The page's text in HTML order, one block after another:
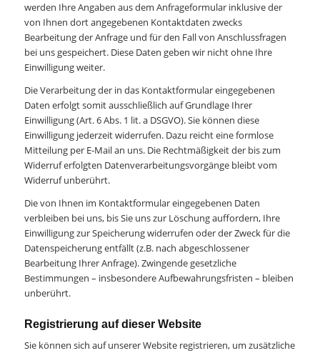
werden Ihre Angaben aus dem Anfrageformular inklusive der
von Ihnen dort angegebenen Kontaktdaten zwecks
Bearbeitung der Anfrage und für den Fall von Anschlussfragen
bei uns gespeichert. Diese Daten geben wir nicht ohne Ihre
Einwilligung weiter.
Die Verarbeitung der in das Kontaktformular eingegebenen
Daten erfolgt somit ausschließlich auf Grundlage Ihrer
Einwilligung (Art. 6 Abs. 1 lit. a DSGVO). Sie können diese
Einwilligung jederzeit widerrufen. Dazu reicht eine formlose
Mitteilung per E-Mail an uns. Die Rechtmäßigkeit der bis zum
Widerruf erfolgten Datenverarbeitungsvorgänge bleibt vom
Widerruf unberührt.
Die von Ihnen im Kontaktformular eingegebenen Daten
verbleiben bei uns, bis Sie uns zur Löschung auffordern, Ihre
Einwilligung zur Speicherung widerrufen oder der Zweck für die
Datenspeicherung entfällt (z.B. nach abgeschlossener
Bearbeitung Ihrer Anfrage). Zwingende gesetzliche
Bestimmungen – insbesondere Aufbewahrungsfristen – bleiben
unberührt.
Registrierung auf dieser Website
Sie können sich auf unserer Website registrieren, um zusätzliche